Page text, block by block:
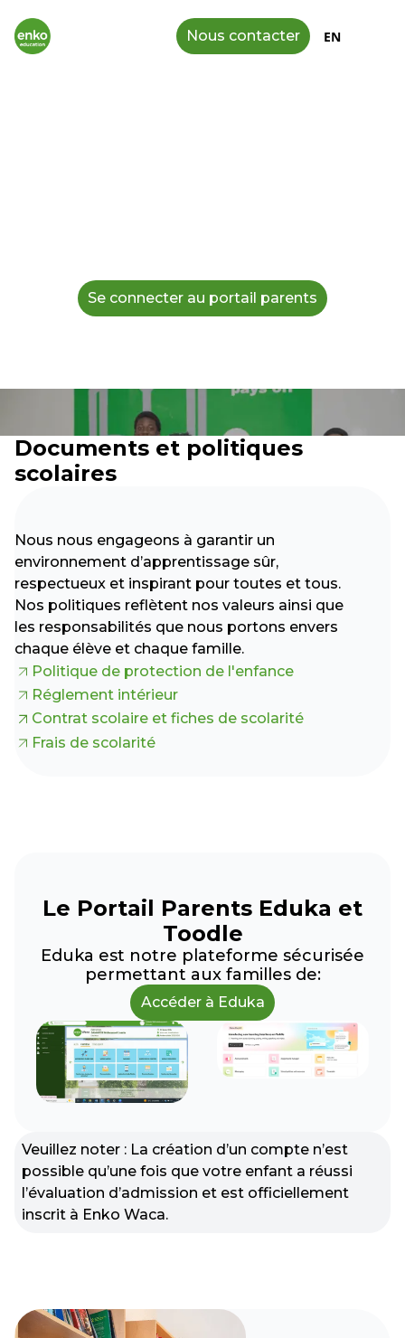
Nous contacter EN
Se connecter au portail parents
Documents et politiques
scolaires
Nous nous engageons à garantir un
environnement d’apprentissage sûr,
respectueux et inspirant pour toutes et tous.
Nos politiques reflètent nos valeurs ainsi que
les responsabilités que nous portons envers
chaque élève et chaque famille.
Politique de protection de l'enfance
Réglement intérieur
Contrat scolaire et fiches de scolarité
Frais de scolarité
Le Portail Parents Eduka et
Toodle
Eduka est notre plateforme sécurisée
permettant aux familles de:
Accéder à Eduka
Veuillez noter : La création d’un compte n’est
possible qu’une fois que votre enfant a réussi
l’évaluation d’admission et est officiellement
inscrit à Enko Waca.